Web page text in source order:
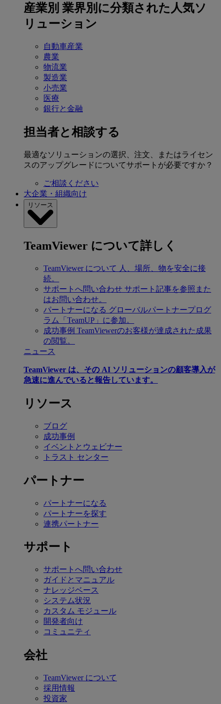
産業別 業界別に分類された人気ソ
リューション
自動車産業
農業
物流業
製造業
小売業
医療
銀行と金融
担当者と相談する
最適なソリューションの選択、注文、またはライセン
スのアップグレードについてサポートが必要ですか？
ご相談ください
大企業・組織向け
リソース
TeamViewer について詳しく
TeamViewer について 人、場所、物を安全に接
続。
サポートへ問い合わせ サポート記事を参照また
はお問い合わせ。
パートナーになる グローバルパートナープログ
ラム「TeamUP」に参加。
成功事例 TeamViewerのお客様が達成された成果
の閲覧。
ニュース
TeamViewer は、その AI ソリューションの顧客導入が
急速に進んでいると報告しています。
リソース
ブログ
成功事例
イベントとウェビナー
トラスト センター
パートナー
パートナーになる
パートナーを探す
連携パートナー
サポート
サポートへ問い合わせ
ガイドとマニュアル
ナレッジベース
システム状況
カスタム モジュール
開発者向け
コミュニティ
会社
TeamViewer について
採用情報
投資家